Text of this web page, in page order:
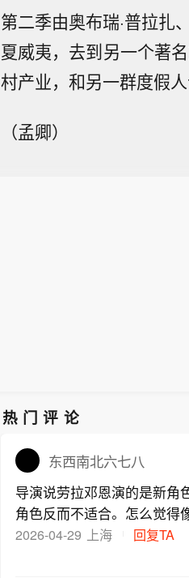
第二季由奥布瑞·普拉扎
夏威夷，去到另一个著
村产业，和另一群度假人
（孟卿）
热门评论
东西南北六七八
导演说劳拉邓恩演的是新角
角色反而不适合。怎么觉得
2026-04-29 上海 回复TA